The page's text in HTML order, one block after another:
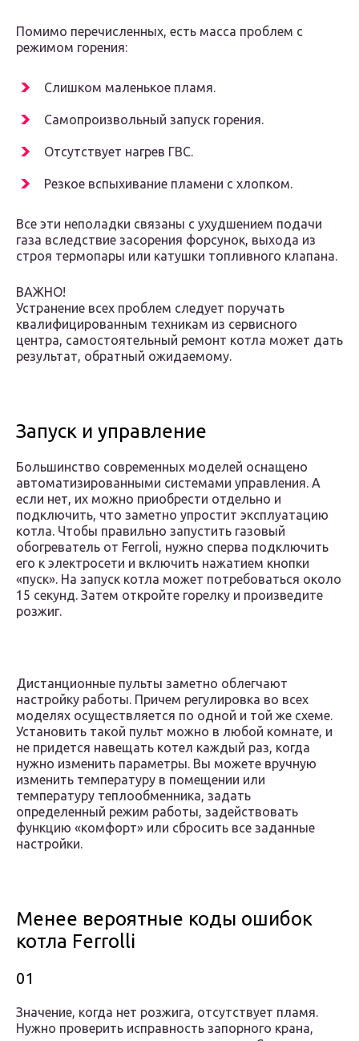
Помимо перечисленных, есть масса проблем с
режимом горения:
Слишком маленькое пламя.
Самопроизвольный запуск горения.
Отсутствует нагрев ГВС.
Резкое вспыхивание пламени с хлопком.
Все эти неполадки связаны с ухудшением подачи
газа вследствие засорения форсунок, выхода из
строя термопары или катушки топливного клапана.
ВАЖНО!
Устранение всех проблем следует поручать
квалифицированным техникам из сервисного
центра, самостоятельный ремонт котла может дать
результат, обратный ожидаемому.
Запуск и управление
Большинство современных моделей оснащено
автоматизированными системами управления. А
если нет, их можно приобрести отдельно и
подключить, что заметно упростит эксплуатацию
котла. Чтобы правильно запустить газовый
обогреватель от Ferroli, нужно сперва подключить
его к электросети и включить нажатием кнопки
«пуск». На запуск котла может потребоваться около
15 секунд. Затем откройте горелку и произведите
розжиг.
Дистанционные пульты заметно облегчают
настройку работы. Причем регулировка во всех
моделях осуществляется по одной и той же схеме.
Установить такой пульт можно в любой комнате, и
не придется навещать котел каждый раз, когда
нужно изменить параметры. Вы можете вручную
изменить температуру в помещении или
температуру теплообменника, задать
определенный режим работы, задействовать
функцию «комфорт» или сбросить все заданные
настройки.
Менее вероятные коды ошибок
котла Ferrolli
01
Значение, когда нет розжига, отсутствует пламя.
Нужно проверить исправность запорного крана,